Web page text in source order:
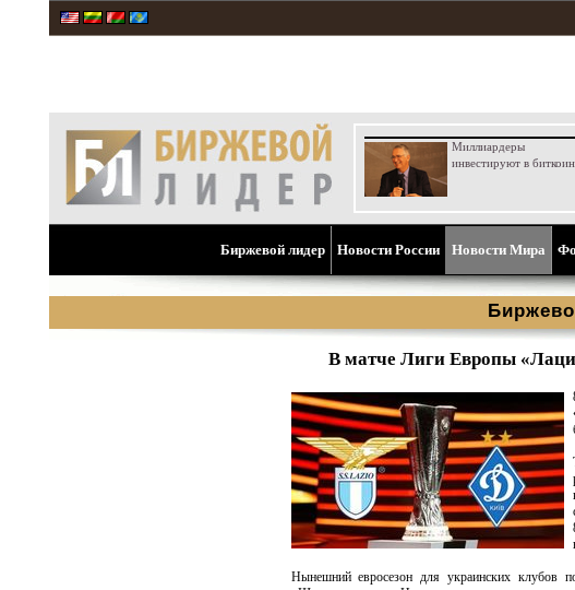
Миллиардеры
инвестируют в биткоин
Биржевой лидер Новости России Новости Мира
В матче Лиги Европы
Нынешний евросезон для украинских клубов